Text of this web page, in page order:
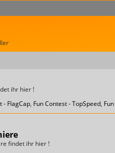
ihr hier !
- FlagCap, Fun Contest - TopSpeed,
findet ihr hier !